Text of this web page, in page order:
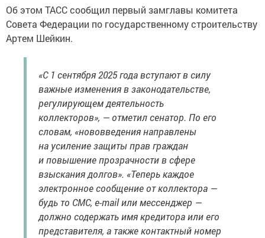
Об этом ТАСС сообщил первый замглавы комитета
Совета Федерации по государственному строительству
Артем Шейкин.
«С 1 сентября 2025 года вступают в силу
важные изменения в законодательстве,
регулирующем деятельность
коллекторов», — отметил сенатор. По его
словам, «нововведения направлены
на усиление защиты прав граждан
и повышение прозрачности в сфере
взыскания долгов». «Теперь каждое
электронное сообщение от коллектора —
будь то СМС, e-mail или мессенджер —
должно содержать имя кредитора или его
представителя, а также контактный номер